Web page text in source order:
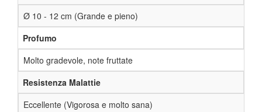
Ø 10 - 12 cm (Grande e pieno)
Profumo
Molto gradevole, note fruttate
Resistenza Malattie
Eccellente (Vigorosa e molto sana)